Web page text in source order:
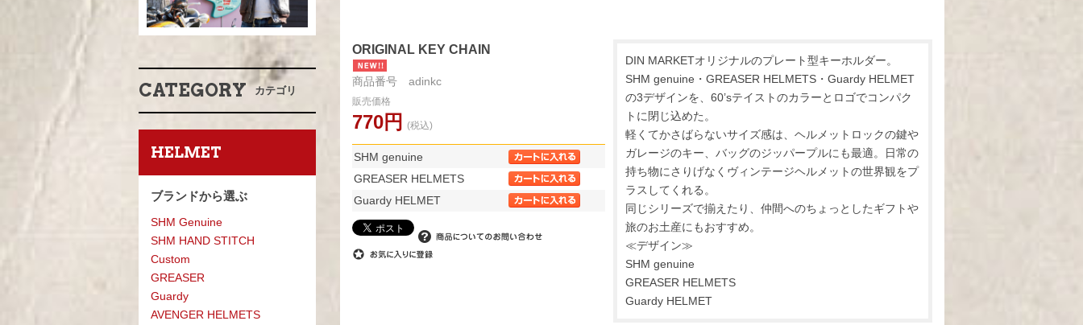
CATEGORY カテゴリ
HELMET
ブランドから選ぶ
SHM Genuine
SHM HAND STITCH
Custom
GREASER
Guardy
AVENGER HELMETS
DIN MARKETオリジナルのプレート型キーホルダー。
SHM genuine・GREASER HELMETS・Guardy HELMET
の3デザインを、60’sテイストのカラーとロゴでコンパク
トに閉じ込めた。
軽くてかさばらないサイズ感は、ヘルメットロックの鍵や
ガレージのキー、バッグのジッパープルにも最適。日常の
持ち物にさりげなくヴィンテージヘルメットの世界観をプ
ラスしてくれる。
同じシリーズで揃えたり、仲間へのちょっとしたギフトや
旅のお土産にもおすすめ。
≪デザイン≫
SHM genuine
GREASER HELMETS
Guardy HELMET
ORIGINAL KEY CHAIN
商品番号 adinkc
販売価格
770円 (税込)
SHM genuine
GREASER HELMETS
Guardy HELMET